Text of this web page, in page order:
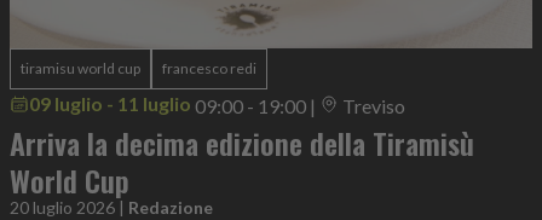
tiramisu world cup francesco redi
09 luglio - 11 luglio 09:00 - 19:00 | Treviso
Arriva la decima edizione della Tiramisù
World Cup
20 luglio 2026 | Redazione